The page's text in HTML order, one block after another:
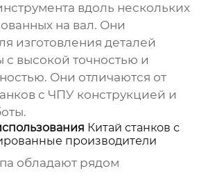
вдоль нескольких
на вал. Они
изготовления деталей
высокой точностью и
Они отличаются от
с ЧПУ конструкцией и
Китай станков с
производители
обладают рядом